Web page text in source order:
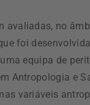
avaliadas, no
foi
equipa de
Antropologia e
variáveis